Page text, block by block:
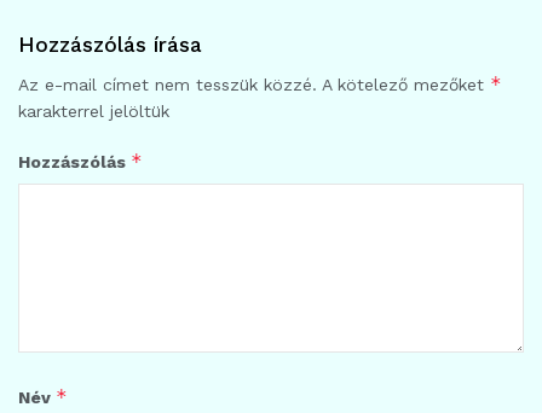
Hozzászólás írása
Az e-mail címet nem tesszük közzé. A kötelező mezőket *
karakterrel jelöltük
Hozzászólás *
Név *